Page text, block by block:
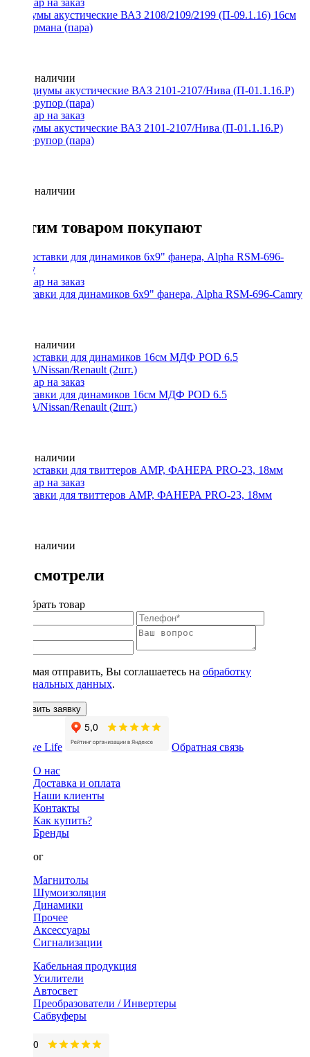
Подиумы акустические ВАЗ 2108/2109/2199 (П-09.1.16) 16см
без кармана (пара)
Нет в наличии
Подиумы акустические ВАЗ 2101-2107/Нива (П-01.1.16.Р)
16см+рупор (пара)
Нет в наличии
С этим товаром покупают
Проставки для динамиков 6x9" фанера, Alpha RSM-696-Camry
Нет в наличии
Проставки для динамиков 16см МДФ POD 6.5
LADA/Nissan/Renault (2шт.)
Нет в наличии
Проставки для твиттеров AMP, ФАНЕРА PRO-23, 18мм
Нет в наличии
Вы смотрели
Подобрать товар
Нажимая отправить, Вы соглашаетесь на обработку
персональных данных.
Оставить заявку
Обратная связь
О нас
Доставка и оплата
Наши клиенты
Контакты
Как купить?
Бренды
Каталог
Магнитолы
Шумоизоляция
Динамики
Прочее
Аксессуары
Сигнализации
Кабельная продукция
Усилители
Автосвет
Преобразователи / Инвертеры
Сабвуферы